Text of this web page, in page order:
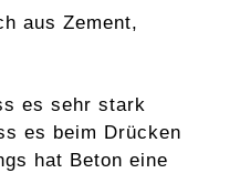
aus Zement,
es sehr stark
es beim Drücken
hat Beton eine